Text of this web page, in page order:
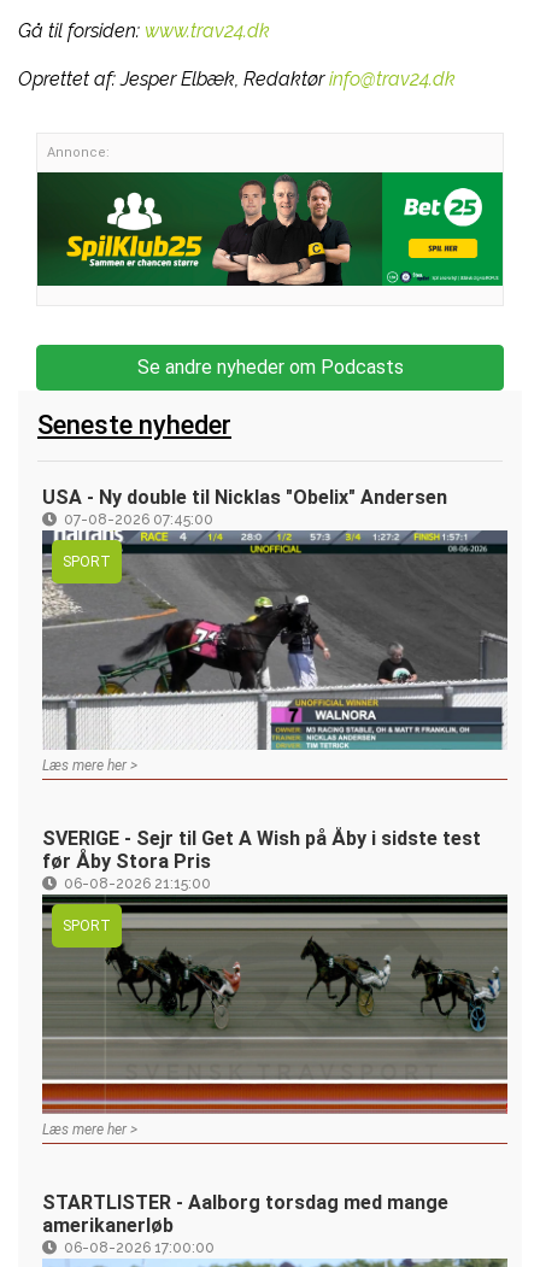
Gå til forsiden: www.trav24.dk
Oprettet af:Jesper Elbæk, Redaktør info@trav24.dk
Annonce:
Se andre nyheder om Podcasts
Seneste nyheder
USA - Ny double til Nicklas "Obelix" Andersen
07-08-2026 07:45:00
SPORT
Læs mere her >
SVERIGE - Sejr til Get A Wish på Åby i sidste test
før Åby Stora Pris
06-08-2026 21:15:00
SPORT
Læs mere her >
STARTLISTER - Aalborg torsdag med mange
amerikanerløb
06-08-2026 17:00:00